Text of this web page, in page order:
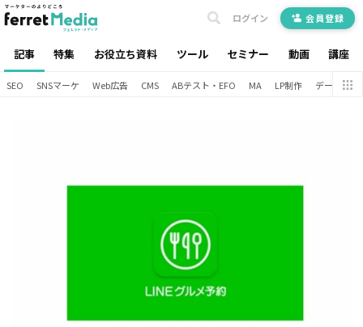
記事 特集 お役立ち資料 ツール セミナー 動画 講座
ログイン 会員登録
SEO SNSマーケ Web広告 CMS ABテスト・EFO MA LP制作 データ分析